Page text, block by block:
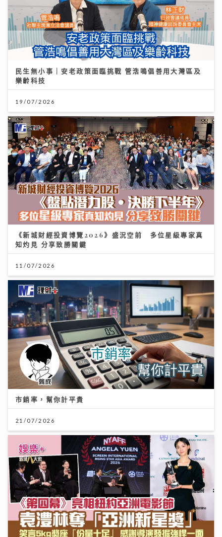
民生無小事｜安老政策面臨挑戰 管浩鳴倡善用大灣區及
樂齡科技
19/07/2026
《新城財經投資博覽2026》盛況空前 多位星級專家真
知灼見 分享致勝關鍵
11/07/2026
市銷率，幫你計平貴
21/07/2026